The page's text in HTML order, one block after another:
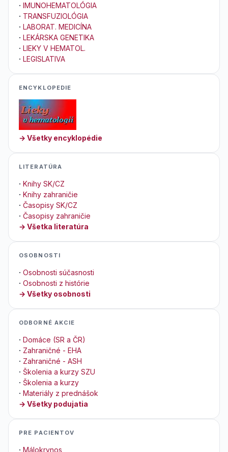
· IMUNOHEMATOLÓGIA
· TRANSFUZIOLÓGIA
· LABORAT. MEDICÍNA
· LEKÁRSKA GENETIKA
· LIEKY V HEMATOL.
· LEGISLATIVA
ENCYKLOPEDIE
→ Všetky encyklopédie
LITERATÚRA
· Knihy SK/CZ
· Knihy zahraničie
· Časopisy SK/CZ
· Časopisy zahraničie
→ Všetka literatúra
OSOBNOSTI
· Osobnosti súčasnosti
· Osobnosti z histórie
→ Všetky osobnosti
ODBORNÉ AKCIE
· Domáce (SR a ČR)
· Zahraničné - EHA
· Zahraničné - ASH
· Školenia a kurzy SZU
· Školenia a kurzy
· Materiály z prednášok
→ Všetky podujatia
PRE PACIENTOV
· Málokrvnos